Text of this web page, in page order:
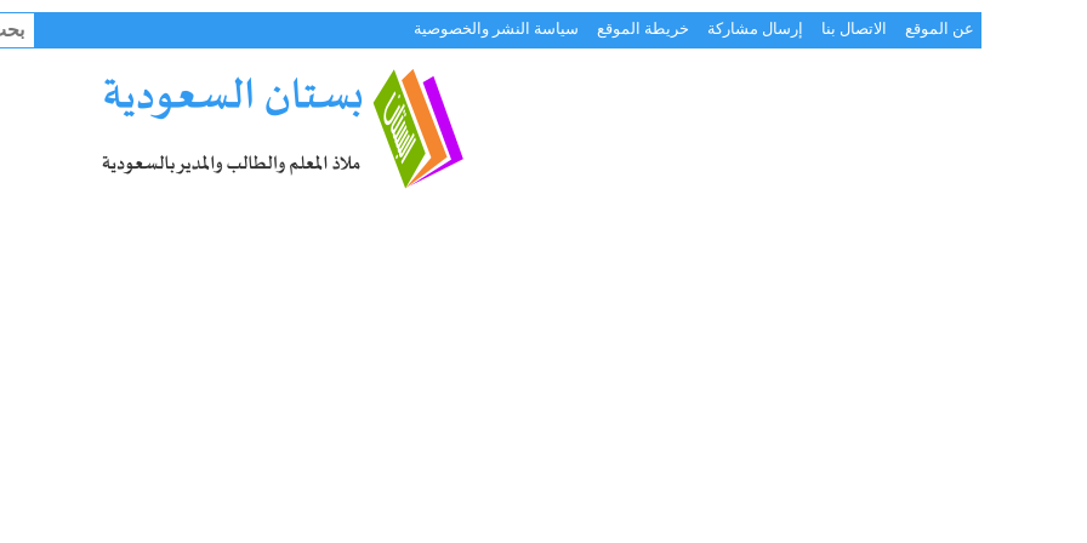
عن الموقع الاتصال بنا إرسال مشاركة خريطة الموقع سياسة النشر والخصوصية
عن: